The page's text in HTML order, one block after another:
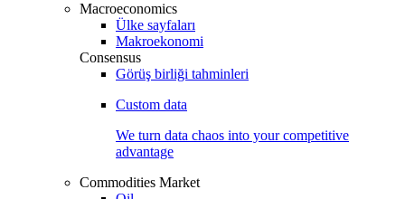
Macroeconomics
Ülke sayfaları
Makroekonomi
Consensus
Görüş birliği tahminleri
Custom data
We turn data chaos into your competitive
advantage
Commodities Market